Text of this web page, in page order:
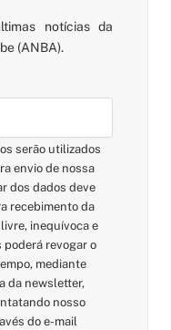
notícias da
(ANBA).
serão utilizados
envio de nossa
dos dados deve
recebimento da
inequívoca e
revogar o
mediante
da newsletter,
nosso
do e-mail